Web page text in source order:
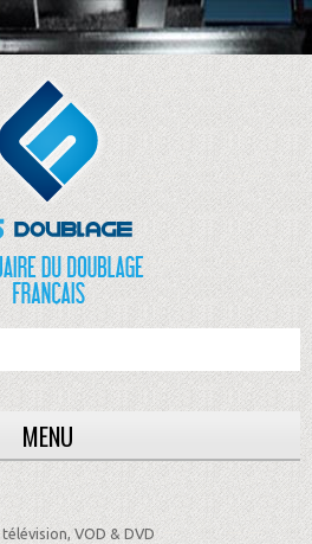
MENU
télévision, VOD & DVD